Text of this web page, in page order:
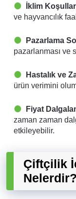
İklim
ve hayvancılık
Pazarlama
pazarlanması ve
Hastalık ve
ürün verimini
Fiyat
zaman zaman
etkileyebilir.
Çiftçilik
Nelerdir?